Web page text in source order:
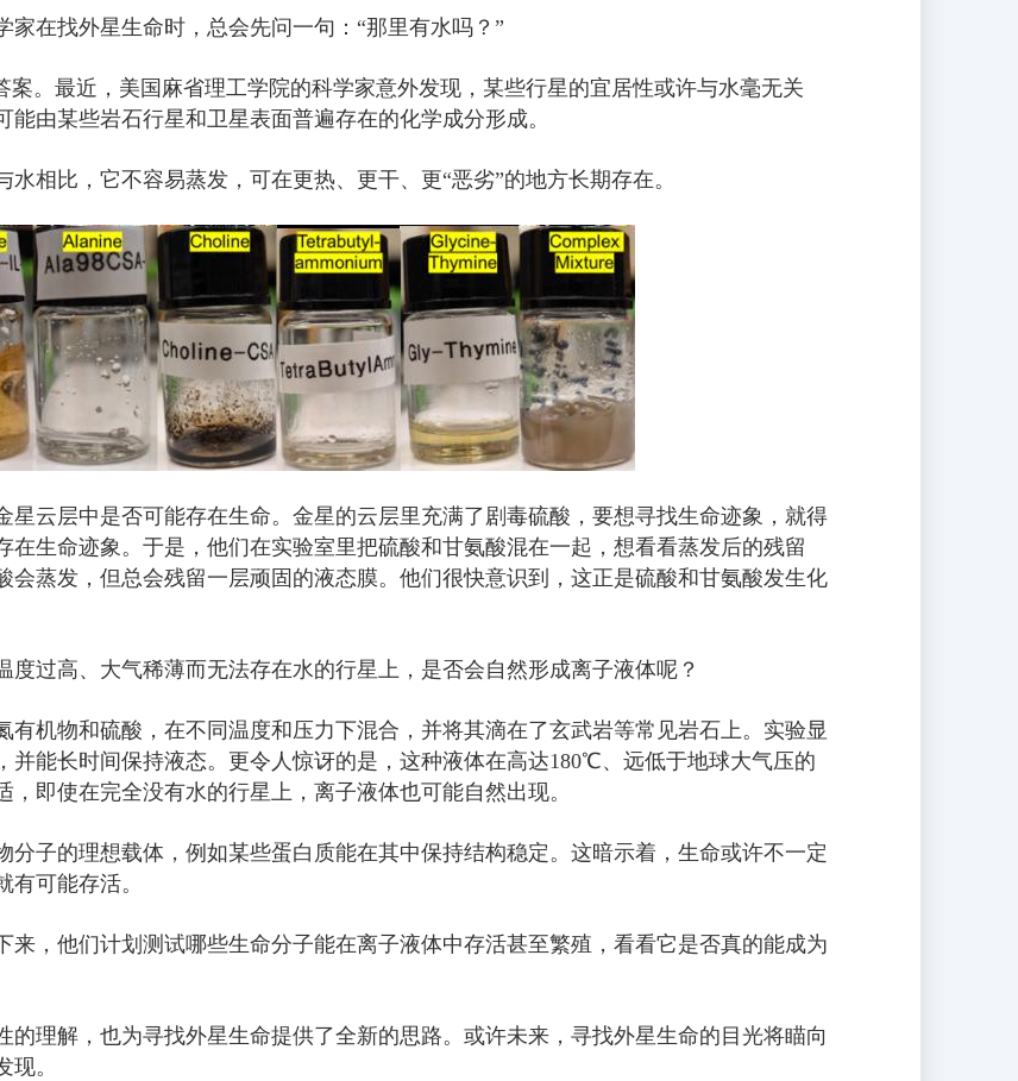
在找外星生命时，总会先问一句：“那里有水吗？”
案。最近，美国麻省理工学院的科学家意外发现，某些行星的宜居性或许与水毫无关
由某些岩石行星和卫星表面普遍存在的化学成分形成。
相比，它不容易蒸发，可在更热、更干、更“恶劣”的地方长期存在。
星云层中是否可能存在生命。金星的云层里充满了剧毒硫酸，要想寻找生命迹象，就得
在生命迹象。于是，他们在实验室里把硫酸和甘氨酸混在一起，想看看蒸发后的残留
会蒸发，但总会残留一层顽固的液态膜。他们很快意识到，这正是硫酸和甘氨酸发生化
过高、大气稀薄而无法存在水的行星上，是否会自然形成离子液体呢？
有机物和硫酸，在不同温度和压力下混合，并将其滴在了玄武岩等常见岩石上。实验显
并能长时间保持液态。更令人惊讶的是，这种液体在高达180℃、远低于地球大气压的
即使在完全没有水的行星上，离子液体也可能自然出现。
分子的理想载体，例如某些蛋白质能在其中保持结构稳定。这暗示着，生命或许不一定
可能存活。
来，他们计划测试哪些生命分子能在离子液体中存活甚至繁殖，看看它是否真的能成为
的理解，也为寻找外星生命提供了全新的思路。或许未来，寻找外星生命的目光将瞄向
。